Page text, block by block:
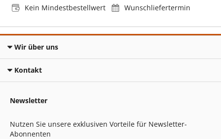
Kein Mindestbestellwert
Wunschliefertermin
Wir über uns
Kontakt
Newsletter
Nutzen Sie unsere exklusiven Vorteile für Newsletter-
Abonnenten